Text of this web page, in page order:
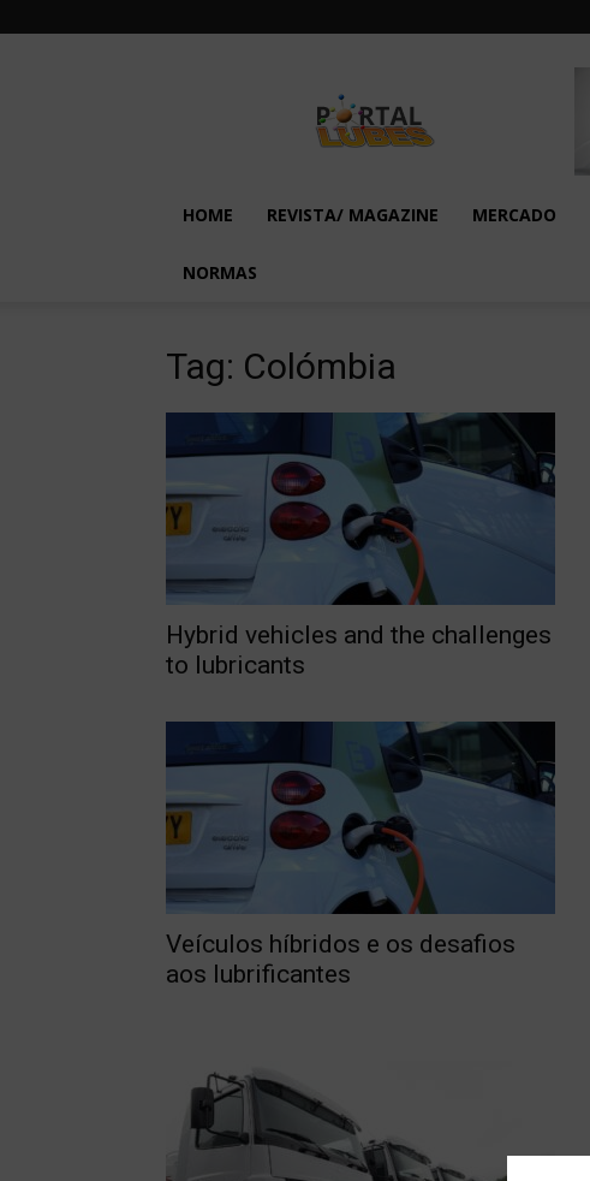
em
Foco
HOME REVISTA/ MAGAZINE MERCADO
NORMAS
Tag: Colómbia
Hybrid vehicles and the challenges
to lubricants
Veículos híbridos e os desafios
aos lubrificantes